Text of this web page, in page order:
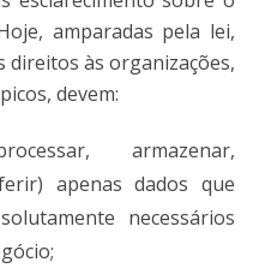
amparadas pela lei,
direitos às organizações,
devem:
armazenar,
apenas dados que
necessários